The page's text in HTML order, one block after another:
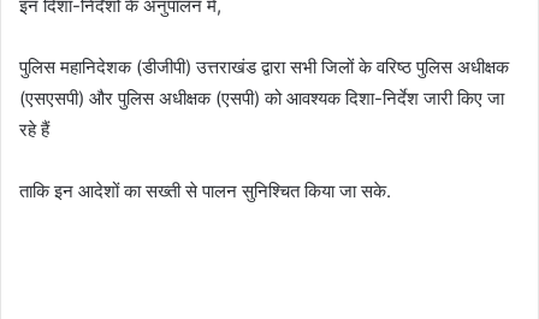
इन दिशा-निर्देशों के अनुपालन में,
पुलिस महानिदेशक (डीजीपी) उत्तराखंड द्वारा सभी जिलों के वरिष्ठ पुलिस अधीक्षक
(एसएसपी) और पुलिस अधीक्षक (एसपी) को आवश्यक दिशा-निर्देश जारी किए जा
रहे हैं
ताकि इन आदेशों का सख्ती से पालन सुनिश्चित किया जा सके.